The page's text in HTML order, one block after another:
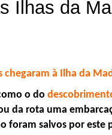
Ilhas da
chegaram à Ilha da
o do
da rota uma
foram salvos por